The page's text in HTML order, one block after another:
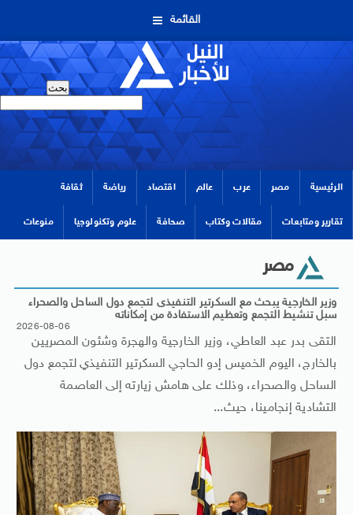
القائمة
الرئيسية مصر عرب عالم اقتصاد رياضة ثقافة
تقارير ومتابعات مقالات وكتاب صحافة علوم وتكنولوجيا منوعات
مصر
وزير الخارجية يبحث مع السكرتير التنفيذى لتجمع دول الساحل والصحراء
سبل تنشيط التجمع وتعظيم الاستفادة من إمكاناته
2026-08-06
التقى بدر عبد العاطي، وزير الخارجية والهجرة وشئون المصريين
بالخارج، اليوم الخميس إدو الحاجي السكرتير التنفيذي لتجمع دول
الساحل والصحراء، وذلك على هامش زيارته إلى العاصمة
التشادية إنجامينا، حيث...